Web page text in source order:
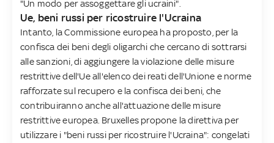
"Un modo per assoggettare gli ucraini".
Ue, beni russi per ricostruire l'Ucraina
Intanto, la Commissione europea ha proposto, per la
confisca dei beni degli oligarchi che cercano di sottrarsi
alle sanzioni, di aggiungere la violazione delle misure
restrittive dell'Ue all'elenco dei reati dell'Unione e norme
rafforzate sul recupero e la confisca dei beni, che
contribuiranno anche all'attuazione delle misure
restrittive europea. Bruxelles propone la direttiva per
utilizzare i "beni russi per ricostruire l'Ucraina": congelati